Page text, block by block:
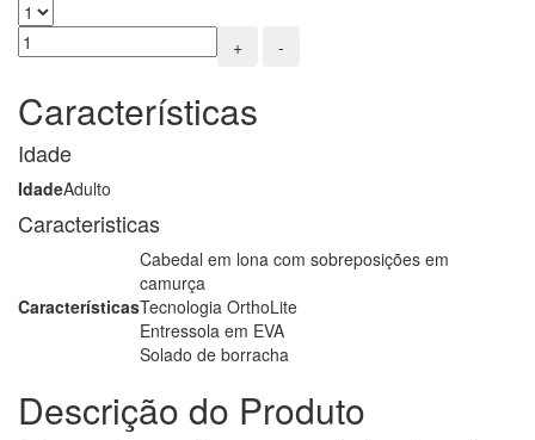
+ -
Características
Idade
IdadeAdulto
Caracteristicas
Características
Cabedal em lona com sobreposições em
camurça
Tecnologia OrthoLite
Entressola em EVA
Solado de borracha
Descrição do Produto